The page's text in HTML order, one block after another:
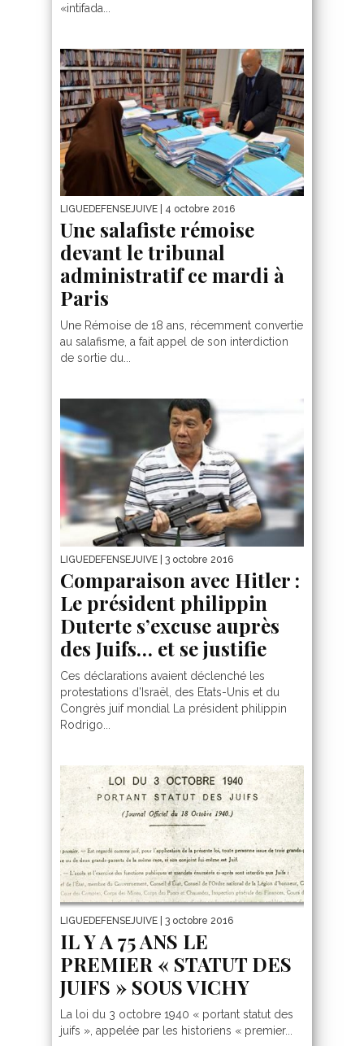
«intifada...
LIGUEDEFENSEJUIVE | 4 octobre 2016
Une salafiste rémoise
devant le tribunal
administratif ce mardi à
Paris
Une Rémoise de 18 ans, récemment convertie
au salafisme, a fait appel de son interdiction
de sortie du...
LIGUEDEFENSEJUIVE | 3 octobre 2016
Comparaison avec Hitler :
Le président philippin
Duterte s’excuse auprès
des Juifs… et se justifie
Ces déclarations avaient déclenché les
protestations d’Israël, des Etats-Unis et du
Congrès juif mondial La président philippin
Rodrigo...
LIGUEDEFENSEJUIVE | 3 octobre 2016
IL Y A 75 ANS LE
PREMIER « STATUT DES
JUIFS » SOUS VICHY
La loi du 3 octobre 1940 « portant statut des
juifs », appelée par les historiens « premier...